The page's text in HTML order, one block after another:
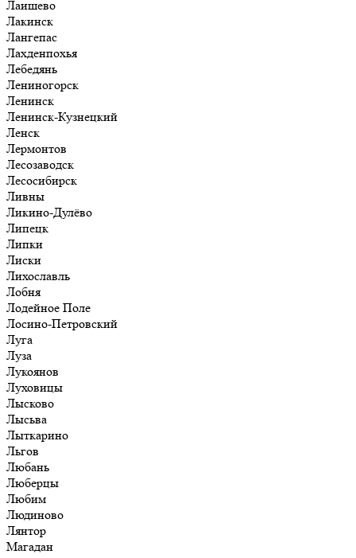
Лаишево
Лакинск
Лангепас
Лахденпохья
Лебедянь
Лениногорск
Ленинск
Ленинск-Кузнецкий
Ленск
Лермонтов
Лесозаводск
Лесосибирск
Ливны
Ликино-Дулёво
Липецк
Липки
Лиски
Лихославль
Лобня
Лодейное Поле
Лосино-Петровский
Луга
Луза
Лукоянов
Луховицы
Лысково
Лысьва
Лыткарино
Льгов
Любань
Люберцы
Любим
Людиново
Лянтор
Магадан